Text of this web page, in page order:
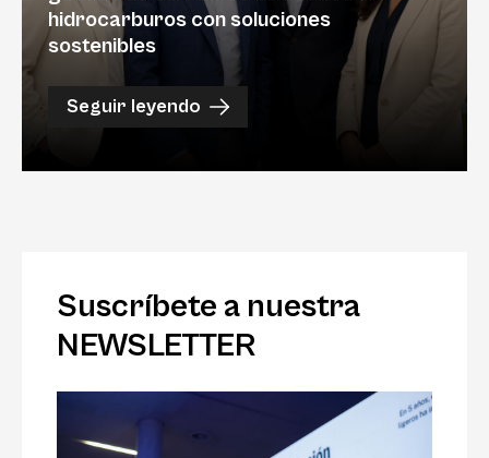
hidrocarburos con soluciones
sostenibles
Seguir leyendo
Suscríbete a nuestra
NEWSLETTER